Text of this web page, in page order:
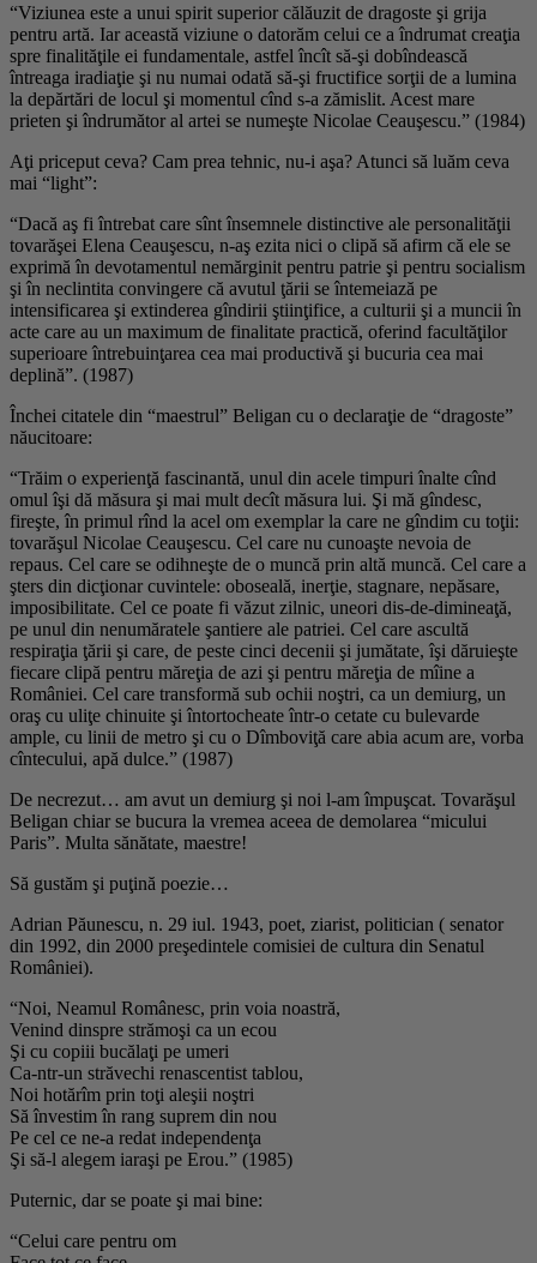
“Viziunea este a unui spirit superior călăuzit de dragoste şi grija
pentru artă. Iar această viziune o datorăm celui ce a îndrumat creaţia
spre finalităţile ei fundamentale, astfel încît să-şi dobîndească
întreaga iradiaţie şi nu numai odată să-şi fructifice sorţii de a lumina
la depărtări de locul şi momentul cînd s-a zămislit. Acest mare
prieten şi îndrumător al artei se numeşte Nicolae Ceauşescu.” (1984)
Aţi priceput ceva? Cam prea tehnic, nu-i aşa? Atunci să luăm ceva
mai “light”:
“Dacă aş fi întrebat care sînt însemnele distinctive ale personalităţii
tovarăşei Elena Ceauşescu, n-aş ezita nici o clipă să afirm că ele se
exprimă în devotamentul nemărginit pentru patrie şi pentru socialism
şi în neclintita convingere că avutul ţării se întemeiază pe
intensificarea şi extinderea gîndirii ştiinţifice, a culturii şi a muncii în
acte care au un maximum de finalitate practică, oferind facultăţilor
superioare întrebuinţarea cea mai productivă şi bucuria cea mai
deplină”. (1987)
Închei citatele din “maestrul” Beligan cu o declaraţie de “dragoste”
năucitoare:
“Trăim o experienţă fascinantă, unul din acele timpuri înalte cînd
omul îşi dă măsura şi mai mult decît măsura lui. Şi mă gîndesc,
fireşte, în primul rînd la acel om exemplar la care ne gîndim cu toţii:
tovarăşul Nicolae Ceauşescu. Cel care nu cunoaşte nevoia de
repaus. Cel care se odihneşte de o muncă prin altă muncă. Cel care a
şters din dicţionar cuvintele: oboseală, inerţie, stagnare, nepăsare,
imposibilitate. Cel ce poate fi văzut zilnic, uneori dis-de-dimineaţă,
pe unul din nenumăratele şantiere ale patriei. Cel care ascultă
respiraţia ţării şi care, de peste cinci decenii şi jumătate, îşi dăruieşte
fiecare clipă pentru măreţia de azi şi pentru măreţia de mîine a
României. Cel care transformă sub ochii noştri, ca un demiurg, un
oraş cu uliţe chinuite şi întortocheate într-o cetate cu bulevarde
ample, cu linii de metro şi cu o Dîmboviţă care abia acum are, vorba
cîntecului, apă dulce.” (1987)
De necrezut… am avut un demiurg şi noi l-am împuşcat. Tovarăşul
Beligan chiar se bucura la vremea aceea de demolarea “micului
Paris”. Multa sănătate, maestre!
Să gustăm şi puţină poezie…
Adrian Păunescu, n. 29 iul. 1943, poet, ziarist, politician ( senator
din 1992, din 2000 preşedintele comisiei de cultura din Senatul
României).
“Noi, Neamul Românesc, prin voia noastră,
Venind dinspre strămoşi ca un ecou
Şi cu copiii bucălaţi pe umeri
Ca-ntr-un străvechi renascentist tablou,
Noi hotărîm prin toţi aleşii noştri
Să învestim în rang suprem din nou
Pe cel ce ne-a redat independenţa
Şi să-l alegem iaraşi pe Erou.” (1985)
Puternic, dar se poate şi mai bine:
“Celui care pentru om